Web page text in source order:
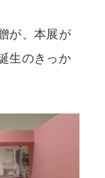
が、本展が
生のきっか